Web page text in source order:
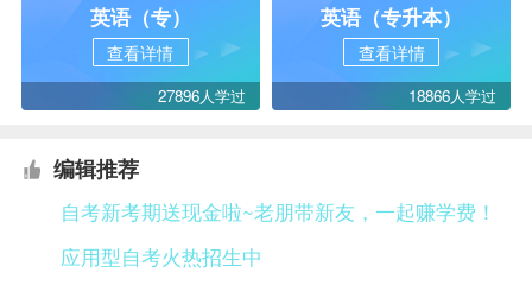
英语（专）
查看详情
27896人学过
英语（专升本）
查看详情
18866人学过
编辑推荐
自考新考期送现金啦~老朋带新友，一起赚学费！
应用型自考火热招生中